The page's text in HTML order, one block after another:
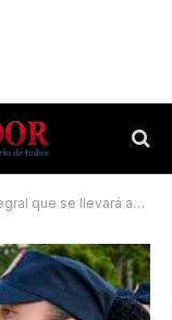
en Navidad y Año Nuevo